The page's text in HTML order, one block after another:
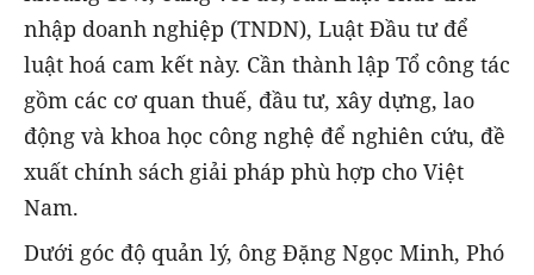
nhập doanh nghiệp (TNDN), Luật Đầu tư để
luật hoá cam kết này. Cần thành lập Tổ công tác
gồm các cơ quan thuế, đầu tư, xây dựng, lao
động và khoa học công nghệ để nghiên cứu, đề
xuất chính sách giải pháp phù hợp cho Việt
Nam.
Dưới góc độ quản lý, ông Đặng Ngọc Minh, Phó